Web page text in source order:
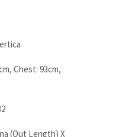
Chest: 93cm,
(Out Length) X